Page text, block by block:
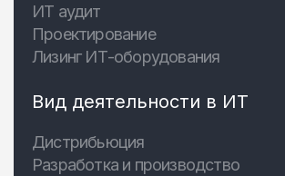
ИТ аудит
Проектирование
Лизинг ИТ-оборудования
Вид деятельности в ИТ
Дистрибьюция
Разработка и производство